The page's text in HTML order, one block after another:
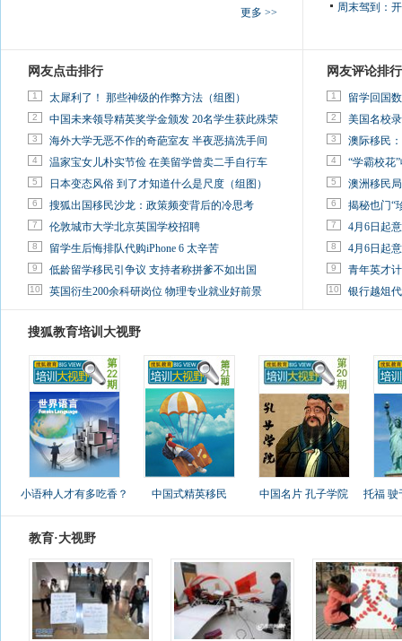
更多 >>
周末驾到：
网友点击排行
1 太犀利了！ 那些神级的作弊方法（组图）
2 中国未来领导精英奖学金颁发 20名学生获此殊荣
3 海外大学无恶不作的奇葩室友 半夜恶搞洗手间
4 温家宝女儿朴实节俭 在美留学曾卖二手自行车
5 日本变态风俗 到了才知道什么是尺度（组图）
6 搜狐出国移民沙龙：政策频变背后的冷思考
7 伦敦城市大学北京英国学校招聘
8 留学生后悔排队代购iPhone 6 太辛苦
9 低龄留学移民引争议 支持者称拼爹不如出国
10 英国衍生200余科研岗位 物理专业就业好前景
网友评论排行
1 留学回国
2 美国名校
3 澳际移民
4 “学霸校花
5 澳洲移民
6 揭秘也门“
7 4月6日起
8 4月6日起
9 青年英才
10 银行越俎
搜狐教育培训大视野
小语种人才有多吃香？ 中国式精英移民 中国名片 孔子学院 托福 驶
教育·大视野